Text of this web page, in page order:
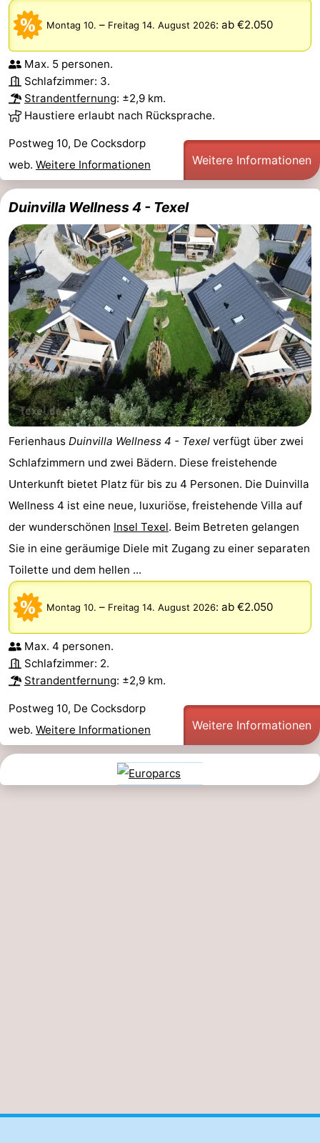
Montag 10. – Freitag 14. August 2026: ab €2.050
Max. 5 personen.
Schlafzimmer: 3.
Strandentfernung: ±2,9 km.
Haustiere erlaubt nach Rücksprache.
Postweg 10, De Cocksdorp
web. Weitere Informationen Weitere Informationen
Duinvilla Wellness 4 - Texel
Ferienhaus Duinvilla Wellness 4 - Texel verfügt über zwei
Schlafzimmern und zwei Bädern. Diese freistehende
Unterkunft bietet Platz für bis zu 4 Personen. Die Duinvilla
Wellness 4 ist eine neue, luxuriöse, freistehende Villa auf
der wunderschönen Insel Texel. Beim Betreten gelangen
Sie in eine geräumige Diele mit Zugang zu einer separaten
Toilette und dem hellen ...
Montag 10. – Freitag 14. August 2026: ab €2.050
Max. 4 personen.
Schlafzimmer: 2.
Strandentfernung: ±2,9 km.
Postweg 10, De Cocksdorp
web. Weitere Informationen Weitere Informationen